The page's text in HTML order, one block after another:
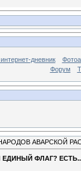
дневник
Форум
АВАРСКОЙ
ФЛАГ?